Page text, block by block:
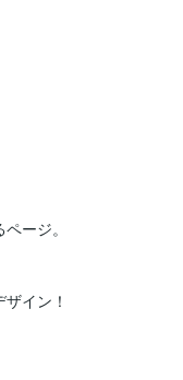
ージ。
イン！